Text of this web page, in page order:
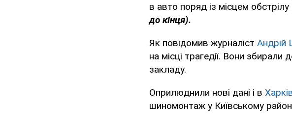
в авто поряд із місцем обстрілу
до кінця).
Як повідомив журналіст Андрій
на місці трагедії. Вони
закладу.
Оприлюднили нові дані і в
шиномонтаж у Київському